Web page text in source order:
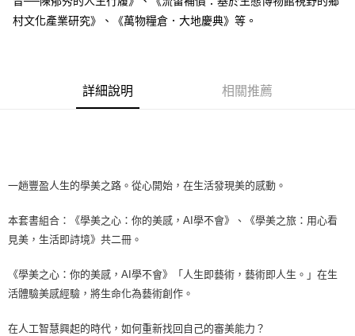
村文化產業研究》、《萬物糧倉．大地慶典》等。
詳細說明 相關推薦
一趟豐盈人生的學美之路。從心開始，在生活發現美的感動。
本套書組合：《學美之心：你的美感，AI學不會》、《學美之旅：用心看
見美，生活即詩境》共二冊。
《學美之心：你的美感，AI學不會》「人生即藝術，藝術即人生。」在生
活體驗美感經驗，將生命化為藝術創作。
在人工智慧興起的時代，如何重新找回自己的審美能力？